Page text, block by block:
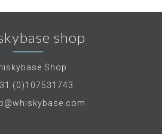
shop
Shop
(0)107531743